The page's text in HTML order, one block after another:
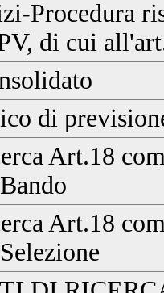
Procedura
di cui
di
Art.18
Art.18